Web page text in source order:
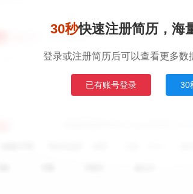
30秒快速注册简历，海
登录或注册简历后可以查看更多数
已有账号登录 30